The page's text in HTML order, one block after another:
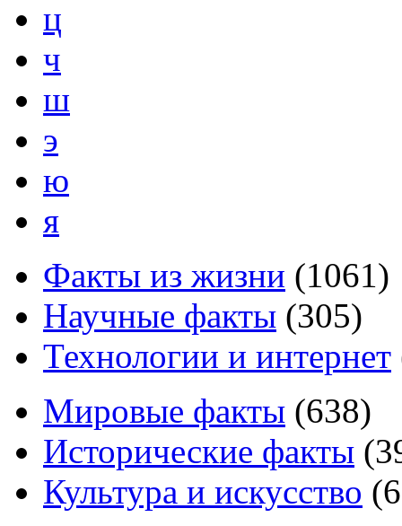
ц
ч
ш
э
ю
я
Факты из жизни (1061)
Научные факты (305)
Технологии и интернет
Мировые факты (638)
Исторические факты (
Культура и искусство (